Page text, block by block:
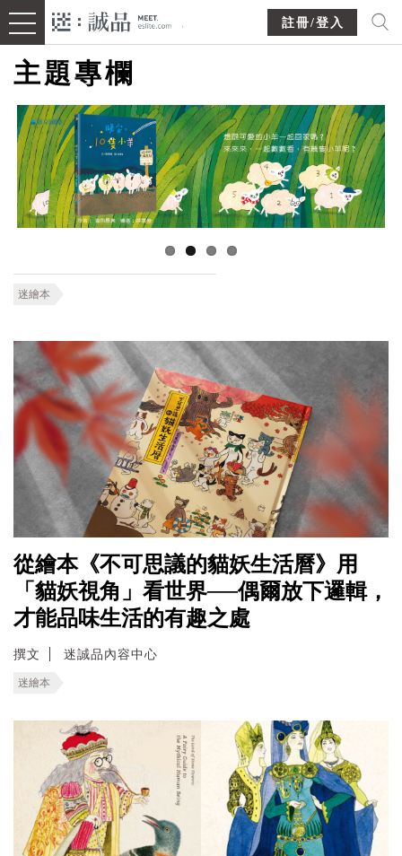
註冊/登入
主題專欄
迷繪本
從繪本《不可思議的貓妖生活曆》用
「貓妖視角」看世界──偶爾放下邏輯，
才能品味生活的有趣之處
撰文 迷誠品內容中心
迷繪本